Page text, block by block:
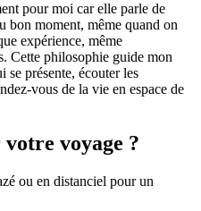
pour moi car elle parle de
bon moment, même quand on
expérience, même
Cette philosophie guide mon
présente, écouter les
vous de la vie en espace de
voyage ?
ou en distanciel pour un